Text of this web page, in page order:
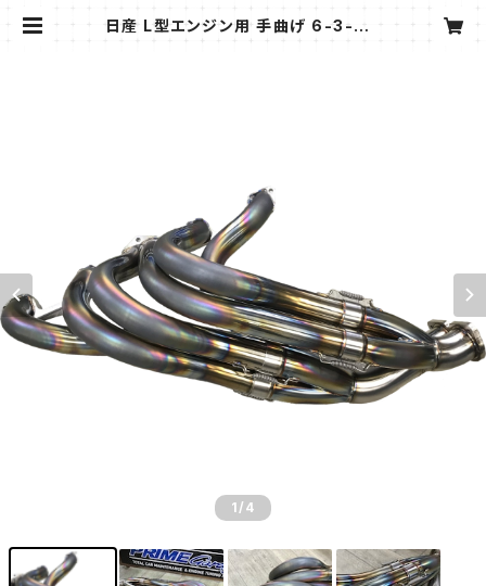
日産 L型エンジン用 手曲げ 6-3-2モ
1 /4